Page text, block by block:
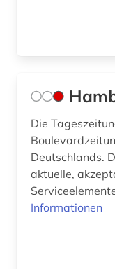
Die
Deutschlands. Die Zeitung ist geprägt durch
aktuelle,
Informationen